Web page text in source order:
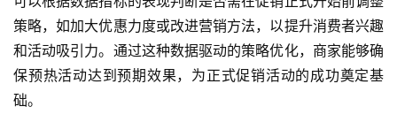
策略，如加大优惠力度或改进营销方法，以提升消费者兴趣
和活动吸引力。通过这种数据驱动的策略优化，商家能够确
保预热活动达到预期效果，为正式促销活动的成功奠定基
础。